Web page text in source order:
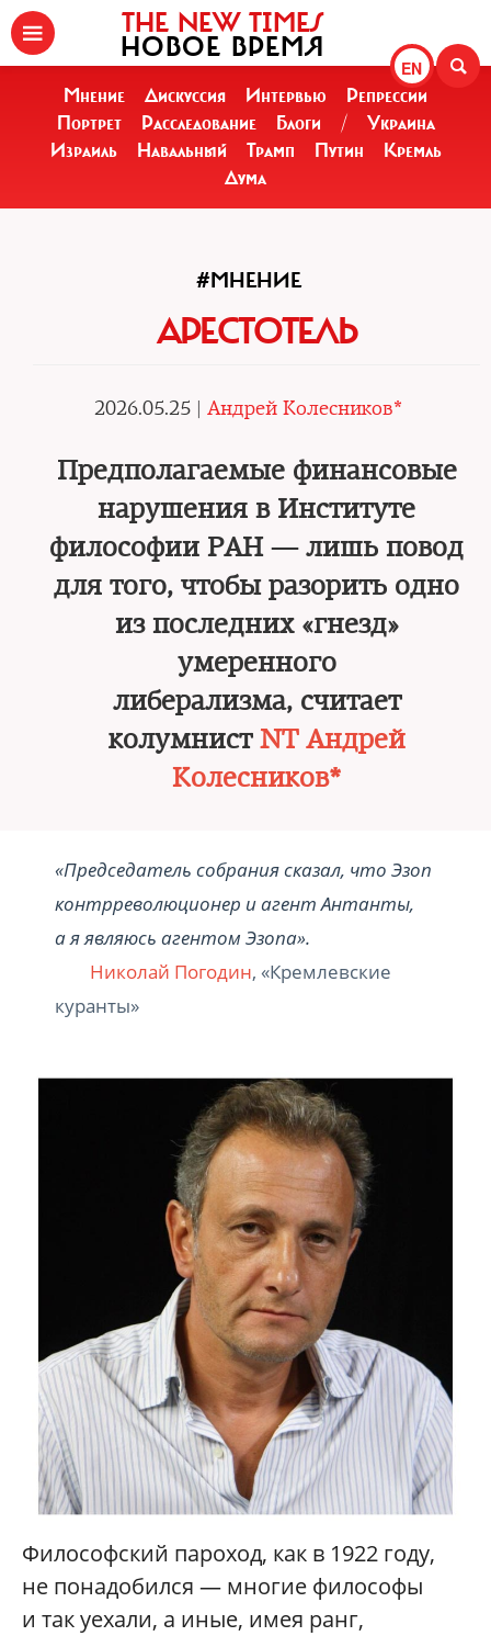
EN
THE NEW TIMES
НОВОЕ ВРЕМЯ
Мнение Дискуссия Интервью
Репрессии
Портрет
Расследование Блоги /
Украина
Израиль
Навальный Трамп Путин
Кремль
Дума
#МНЕНИЕ
АРЕСТОТЕЛЬ
2026.05.25 | Андрей Колесников*
Предполагаемые финансовые
нарушения в Институте
философии РАН — лишь повод
для того, чтобы разорить одно
из последних «гнезд»
умеренного
либерализма, считает
колумнист NT Андрей
Колесников*
«Председатель собрания сказал, что Эзоп
контрреволюционер и агент Антанты,
а я являюсь агентом Эзопа».
Николай Погодин, «Кремлевские
куранты»
Философский пароход, как в 1922 году,
не понадобился — многие философы
и так уехали, а иные, имея ранг,